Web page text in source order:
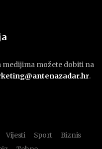
medijima možete dobiti na
.
Vijesti Sport
Biznis